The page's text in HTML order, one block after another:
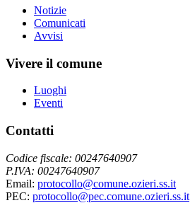
Notizie
Comunicati
Avvisi
Vivere il comune
Luoghi
Eventi
Contatti
Codice fiscale: 00247640907
P.IVA: 00247640907
Email: protocollo@comune.ozieri.ss.it
PEC: protocollo@pec.comune.ozieri.ss.it